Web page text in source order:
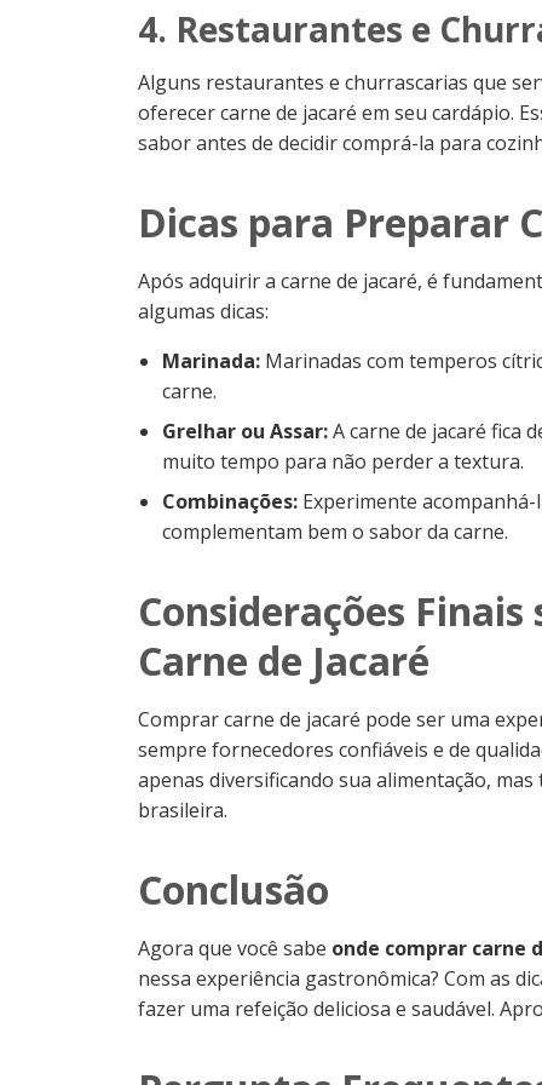
4. Restaurantes e
Alguns restaurantes e churrascarias que
oferecer carne de jacaré em seu cardápio.
sabor antes de decidir comprá-la para
Dicas para Preparar
Após adquirir a carne de jacaré, é
algumas dicas:
Marinada: Marinadas com temperos
carne.
Grelhar ou Assar:A carne de jacaré fica
muito tempo para não perder a textura.
Combinações: Experimente
complementam bem o sabor da carne.
Considerações
Carne de Jacaré
Comprar carne de jacaré pode ser uma
sempre fornecedores confiáveis e de
apenas diversificando sua alimentação,
brasileira.
Conclusão
Agora que você sabe onde comprar carne
nessa experiência gastronômica? Com as
fazer uma refeição deliciosa e saudável.